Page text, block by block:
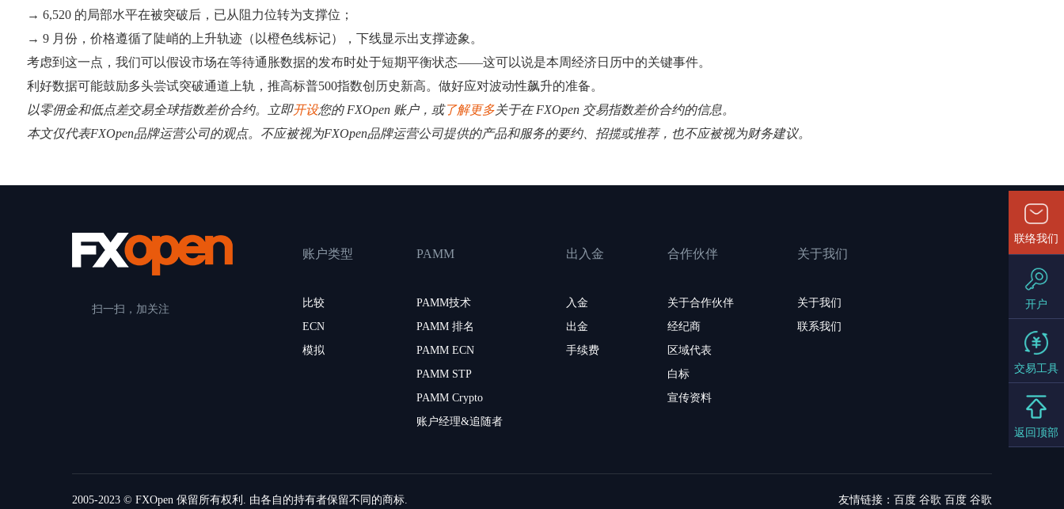
→ 6,520 的局部水平在被突破后，已从阻力位转为支撑位；
→ 9 月份，价格遵循了陡峭的上升轨迹（以橙色线标记），下线显示出支撑迹象。
考虑到这一点，我们可以假设市场在等待通胀数据的发布时处于短期平衡状态——这可以说是本周经济日历中的关键事件。
利好数据可能鼓励多头尝试突破通道上轨，推高标普500指数创历史新高。做好应对波动性飙升的准备。
以零佣金和低点差交易全球指数差价合约。立即开设您的 FXOpen 账户，或了解更多关于在 FXOpen 交易指数差价合约的信息。
本文仅代表FXOpen品牌运营公司的观点。不应被视为FXOpen品牌运营公司提供的产品和服务的要约、招揽或推荐，也不应被视为财务建议。
扫一扫，加关注
账户类型
比较
ECN
模拟
PAMM
PAMM技术
PAMM 排名
PAMM ECN
PAMM STP
PAMM Crypto
账户经理&追随者
出入金
入金
出金
手续费
合作伙伴
关于合作伙伴
经纪商
区域代表
白标
宣传资料
关于我们
关于我们
联系我们
2005-2023 © FXOpen 保留所有权利. 由各自的持有者保留不同的商标. 友情链接：百度 谷歌 百度 谷歌
联络我们
开户
交易工具
返回顶部